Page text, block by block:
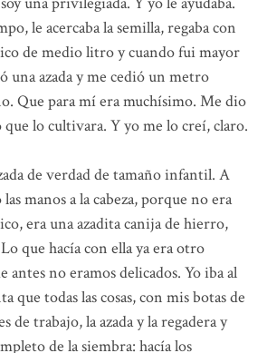
le acercaba la semilla, regaba con
de medio litro y cuando fui mayor
una azada y me cedió un metro
Que para mí era muchísimo. Me dio
lo cultivara. Y yo me lo creí, claro.
de verdad de tamaño infantil. A
manos a la cabeza, porque no era
era una azadita canija de hierro,
que hacía con ella ya era otro
antes no eramos delicados. Yo iba al
que todas las cosas, con mis botas de
de trabajo, la azada y la regadera y
de la siembra: hacía los